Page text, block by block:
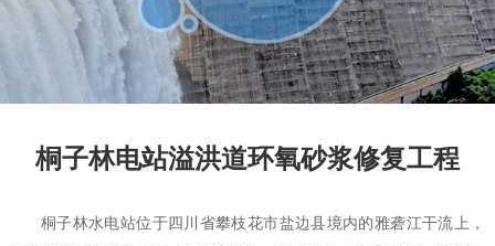
桐子林电站溢洪道环氧砂浆修复工程
桐子林水电站位于四川省攀枝花市盐边县境内的雅砻江干流上，